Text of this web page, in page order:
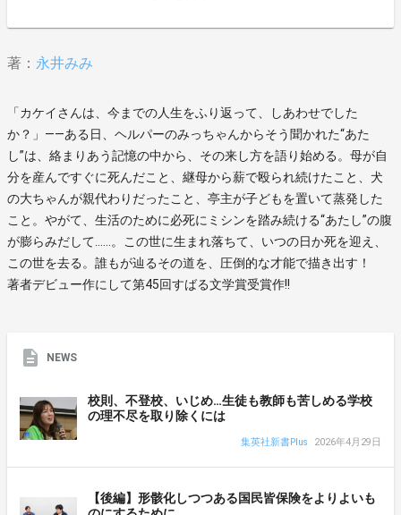
著： 永井みみ
「カケイさんは、今までの人生をふり返って、しあわせでした
か？」――ある日、ヘルパーのみっちゃんからそう聞かれた“あた
し”は、絡まりあう記憶の中から、その来し方を語り始める。母が自
分を産んですぐに死んだこと、継母から薪で殴られ続けたこと、犬
の大ちゃんが親代わりだったこと、亭主が子どもを置いて蒸発した
こと。やがて、生活のために必死にミシンを踏み続ける“あたし”の腹
が膨らみだして……。この世に生まれ落ちて、いつの日か死を迎え、
この世を去る。誰もが辿るその道を、圧倒的な才能で描き出す！
著者デビュー作にして第45回すばる文学賞受賞作!!
NEWS
校則、不登校、いじめ…生徒も教師も苦しめる学校
の理不尽を取り除くには
集英社新書Plus 2026年4月29日
【後編】形骸化しつつある国民皆保険をよりよいも